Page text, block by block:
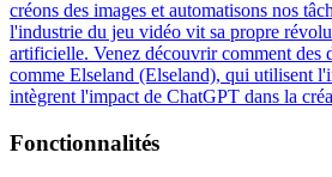
créons des images et automatisons nos
l'industrie du jeu vidéo vit sa propre
artificielle. Venez découvrir comment des
comme Elseland (Elseland), qui utilisent
intègrent l'impact de ChatGPT dans la
Fonctionnalités